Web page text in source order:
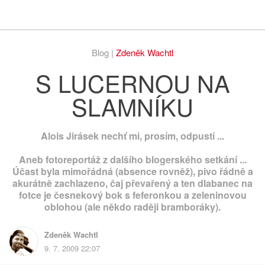
Blog | Zdeněk Wachtl
S LUCERNOU NA
SLAMNÍKU
Alois Jirásek nechť mi, prosím, odpustí ...
Aneb fotoreportáž z dalšího blogerského setkání ...
Účast byla mimořádná (absence rovněž), pivo řádně a
akurátně zachlazeno, čaj převařený a ten dlabanec na
fotce je česnekový bok s feferonkou a zeleninovou
oblohou (ale někdo raději bramboráky).
Zdeněk Wachtl
9. 7. 2009 22:07